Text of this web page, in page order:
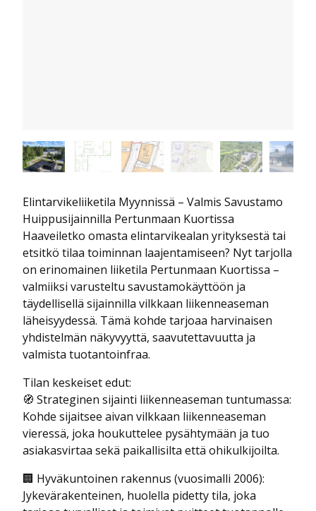
Elintarvikeliiketila Myynnissä – Valmis Savustamo
Huippusijainnilla Pertunmaan Kuortissa
Haaveiletko omasta elintarvikealan yrityksestä tai
etsitkö tilaa toiminnan laajentamiseen? Nyt tarjolla
on erinomainen liiketila Pertunmaan Kuortissa –
valmiiksi varusteltu savustamokäyttöön ja
täydellisellä sijainnilla vilkkaan liikenneaseman
läheisyydessä. Tämä kohde tarjoaa harvinaisen
yhdistelmän näkyvyyttä, saavutettavuutta ja
valmista tuotantoinfraa.
Tilan keskeiset edut:
🧭 Strateginen sijainti liikenneaseman tuntumassa:
Kohde sijaitsee aivan vilkkaan liikenneaseman
vieressä, joka houkuttelee pysähtymään ja tuo
asiakasvirtaa sekä paikallisilta että ohikulkijoilta.
🏢 Hyväkuntoinen rakennus (vuosimalli 2006):
Jykevärakenteinen, huolella pidetty tila, joka